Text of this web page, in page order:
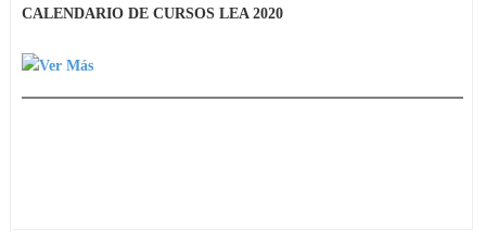
CALENDARIO DE CURSOS LEA 2020